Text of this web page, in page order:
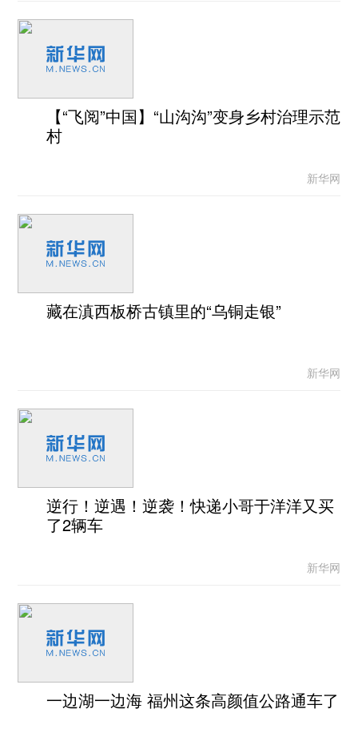
【“飞阅”中国】“山沟沟”变身乡村治理示范
村
新华网
藏在滇西板桥古镇里的“乌铜走银”
新华网
逆行！逆遇！逆袭！快递小哥于洋洋又买
了2辆车
新华网
一边湖一边海 福州这条高颜值公路通车了